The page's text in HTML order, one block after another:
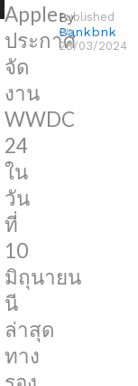
Apple
ประกาศ
จัด
งาน
WWDC
24
ใน
วัน
ที่
10
มิถุนายน
นี
ล่าสุด
ทาง
By
Bankbnk
Published
on
28/03/2024
มา
ว่า
ใน
งาน
ดัง
กล่าว
จะ
มี
การ
เน้น
ไป
ที่
AI
แต่
ล่าสุด